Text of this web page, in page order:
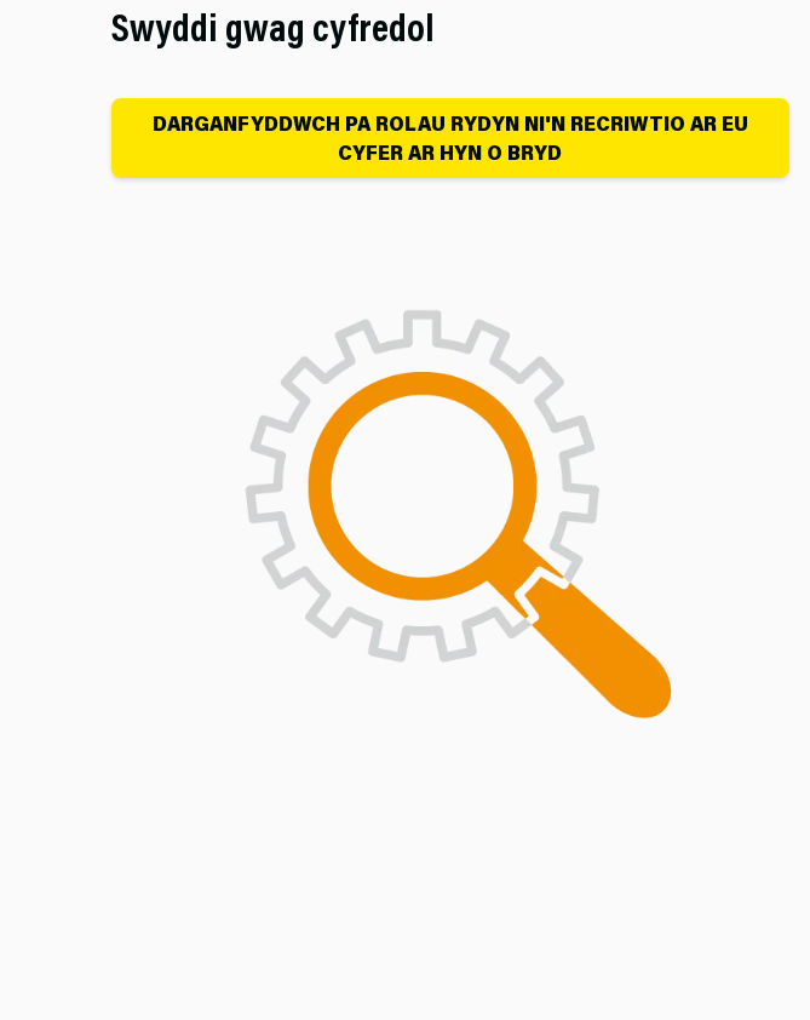
Swyddi gwag cyfredol
DARGANFYDDWCH PA ROLAU RYDYN NI'N RECRIWTIO AR EU
CYFER AR HYN O BRYD